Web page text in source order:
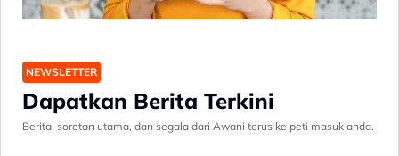
NEWSLETTER
Dapatkan Berita Terkini
Berita, sorotan utama, dan segala dari Awani terus ke peti masuk anda.